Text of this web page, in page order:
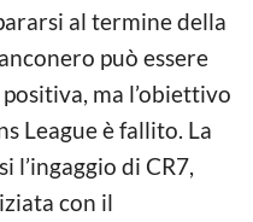
al termine della
può essere
ma l’obiettivo
League è fallito. La
l’ingaggio di CR7,
con il